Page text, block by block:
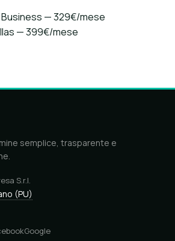
Business — 329€/mese
— 399€/mese
semplice, trasparente e
S.r.l.
(PU)
Google